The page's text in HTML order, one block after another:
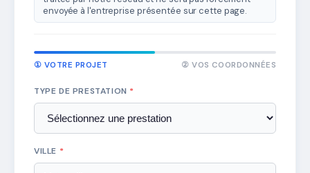
envoyée à l'entreprise présentée sur cette page.
① VOTRE PROJET ② VOS COORDONNÉES
TYPE DE PRESTATION *
VILLE *